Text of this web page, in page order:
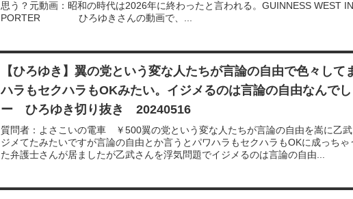
思う？元動画：昭和の時代は2026年に終わったと言われる。GUINNESS WEST
PORTER ひろゆきさんの動画で、...
【ひろゆき】翼の党という変な人たちが言論の自由で色々して
ハラもセクハラもOKみたい。イジメるのは言論の自由なんでし
ー ひろゆき切り抜き 20240516
質問者：よさこいの電車 ￥500翼の党という変な人たちが言論の自由を嵩に乙
ジメてたみたいですが言論の自由とか言うとパワハラもセクハラもOKに成っちゃ
た弁護士さんが居ましたが乙武さんを浮気問題でイジメるのは言論の自由...